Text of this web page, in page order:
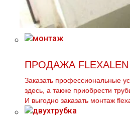
ПРОДАЖА
Заказать профессиональные
здесь, а также приобрести
И выгодно заказать мoнтaж